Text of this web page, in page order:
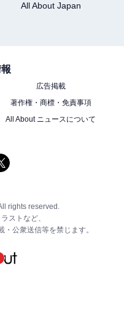
All About Japan
広告掲載
著作権・商標・免責事項
All About ニュースについて
rights reserved.
ストなど、
公衆送信等を禁じます。